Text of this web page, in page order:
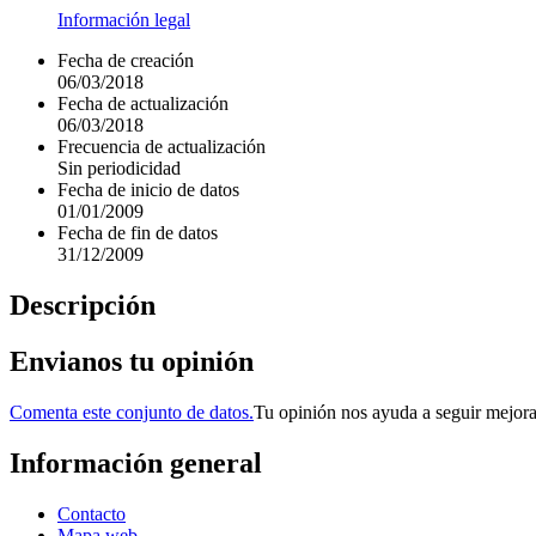
Información legal
Fecha de creación
06/03/2018
Fecha de actualización
06/03/2018
Frecuencia de actualización
Sin periodicidad
Fecha de inicio de datos
01/01/2009
Fecha de fin de datos
31/12/2009
Descripción
Envianos tu opinión
Comenta este conjunto de datos.Tu opinión nos ayuda a seguir
Información general
Contacto